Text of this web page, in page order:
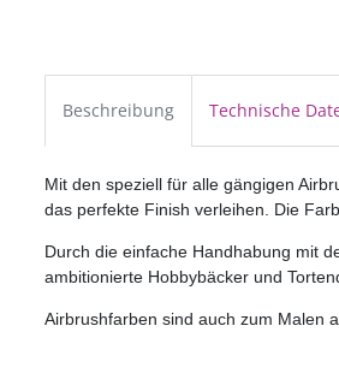
Beschreibung Technische
Mit den speziell für alle gängigen
das perfekte Finish verleihen. Die
Durch die einfache Handhabung mit
ambitionierte Hobbybäcker und
Airbrushfarben sind auch zum Malen